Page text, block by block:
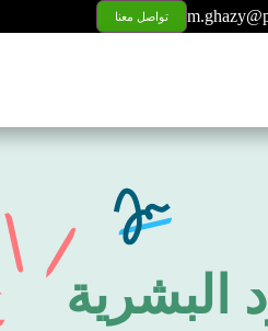
تواصل معنا
البشرية